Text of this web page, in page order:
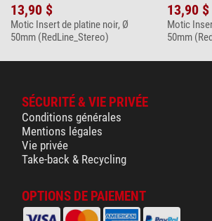
13,90 $
Motic Insert de platine noir, Ø
50mm (RedLine_Stereo)
13,90 $
Motic
50mm
SÉCURITÉ & VIE PRIVÉE
Conditions générales
Mentions légales
Vie privée
Take-back & Recycling
OPTIONS DE PAIEMENT